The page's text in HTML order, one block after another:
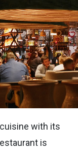
with its
is